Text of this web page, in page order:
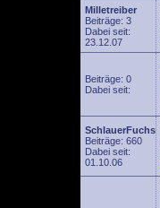
Milletreiber
Beiträge: 3
Dabei seit:
23.12.07
Beiträge: 0
Dabei seit:
SchlauerFuchs
Beiträge: 660
Dabei seit:
01.10.06